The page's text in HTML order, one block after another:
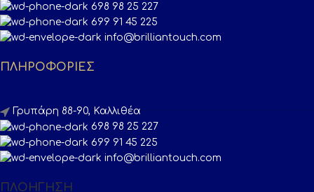
698 98 25 227
699 91 45 225
info@brilliantouch.com
ΠΛΗΡΟΦΟΡΙΕΣ
Γρυπάρη 88-90, Καλλιθέα
698 98 25 227
699 91 45 225
info@brilliantouch.com
ΠΛΟΉΓΗΣΗ